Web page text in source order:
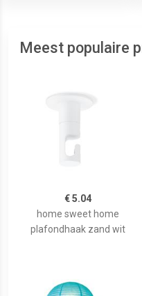
Meest populaire
€ 5.04
home sweet home
plafondhaak zand wit